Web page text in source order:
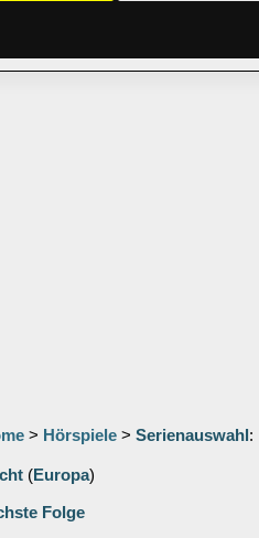
> Hörspiele > Serienauswahl :
(Europa)
Folge